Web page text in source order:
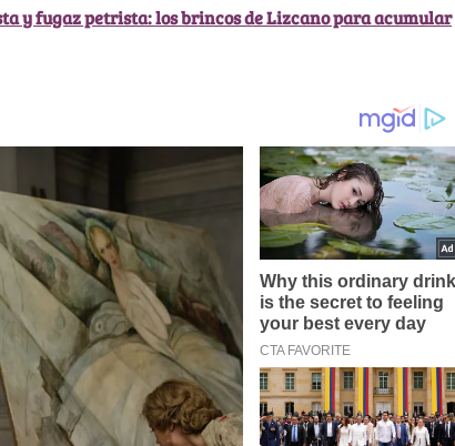
y fugaz petrista: los brincos de Lizcano para acumular